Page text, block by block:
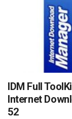
IDM Full
Internet
52